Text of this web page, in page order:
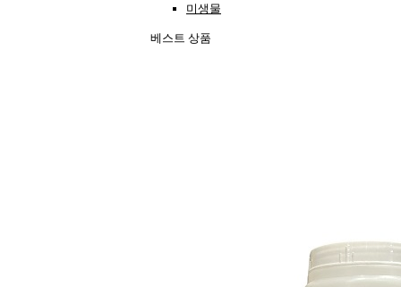
미생물
베스트 상품